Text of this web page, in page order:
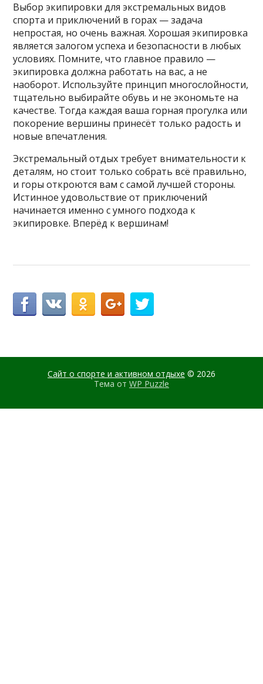
Выбор экипировки для экстремальных видов
спорта и приключений в горах — задача
непростая, но очень важная. Хорошая экипировка
является залогом успеха и безопасности в любых
условиях. Помните, что главное правило —
экипировка должна работать на вас, а не
наоборот. Используйте принцип многослойности,
тщательно выбирайте обувь и не экономьте на
качестве. Тогда каждая ваша горная прогулка или
покорение вершины принесёт только радость и
новые впечатления.
Экстремальный отдых требует внимательности к
деталям, но стоит только собрать всё правильно,
и горы откроются вам с самой лучшей стороны.
Истинное удовольствие от приключений
начинается именно с умного подхода к
экипировке. Вперёд к вершинам!
Сайт о спорте и активном отдыхе © 2026
Тема от WP Puzzle